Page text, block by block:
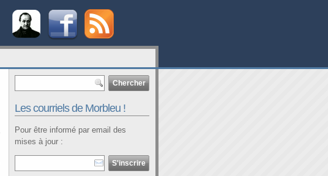
Les courriels de Morbleu !
Pour être informé par email des
mises à jour :